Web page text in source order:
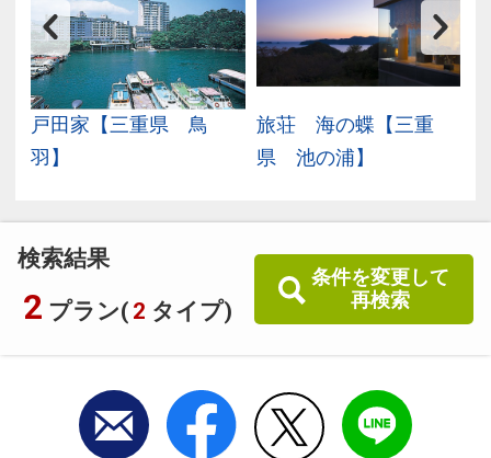
検索結果
2 プラン( 2 タイプ)
条件を変更して
再検索
戸田家【三重県 鳥
羽】
旅荘 海の蝶【三重
県 池の浦】